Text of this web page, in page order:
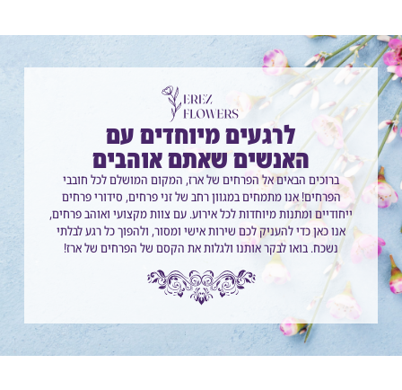
לרגעים מיוחדים עם
האנשים שאתם אוהבים
ברוכים הבאים אל הפרחים של ארז, המקום המושלם לכל חובבי
הפרחים! אנו מתמחים במגוון רחב של זני פרחים, סידורי פרחים
ייחודיים ומתנות מיוחדות לכל אירוע. עם צוות מקצועי ואוהב פרחים,
אנו כאן כדי להעניק לכם שירות אישי ומסור, ולהפוך כל רגע לבלתי
נשכח. בואו לבקר אותנו ולגלות את הקסם של הפרחים של ארז!